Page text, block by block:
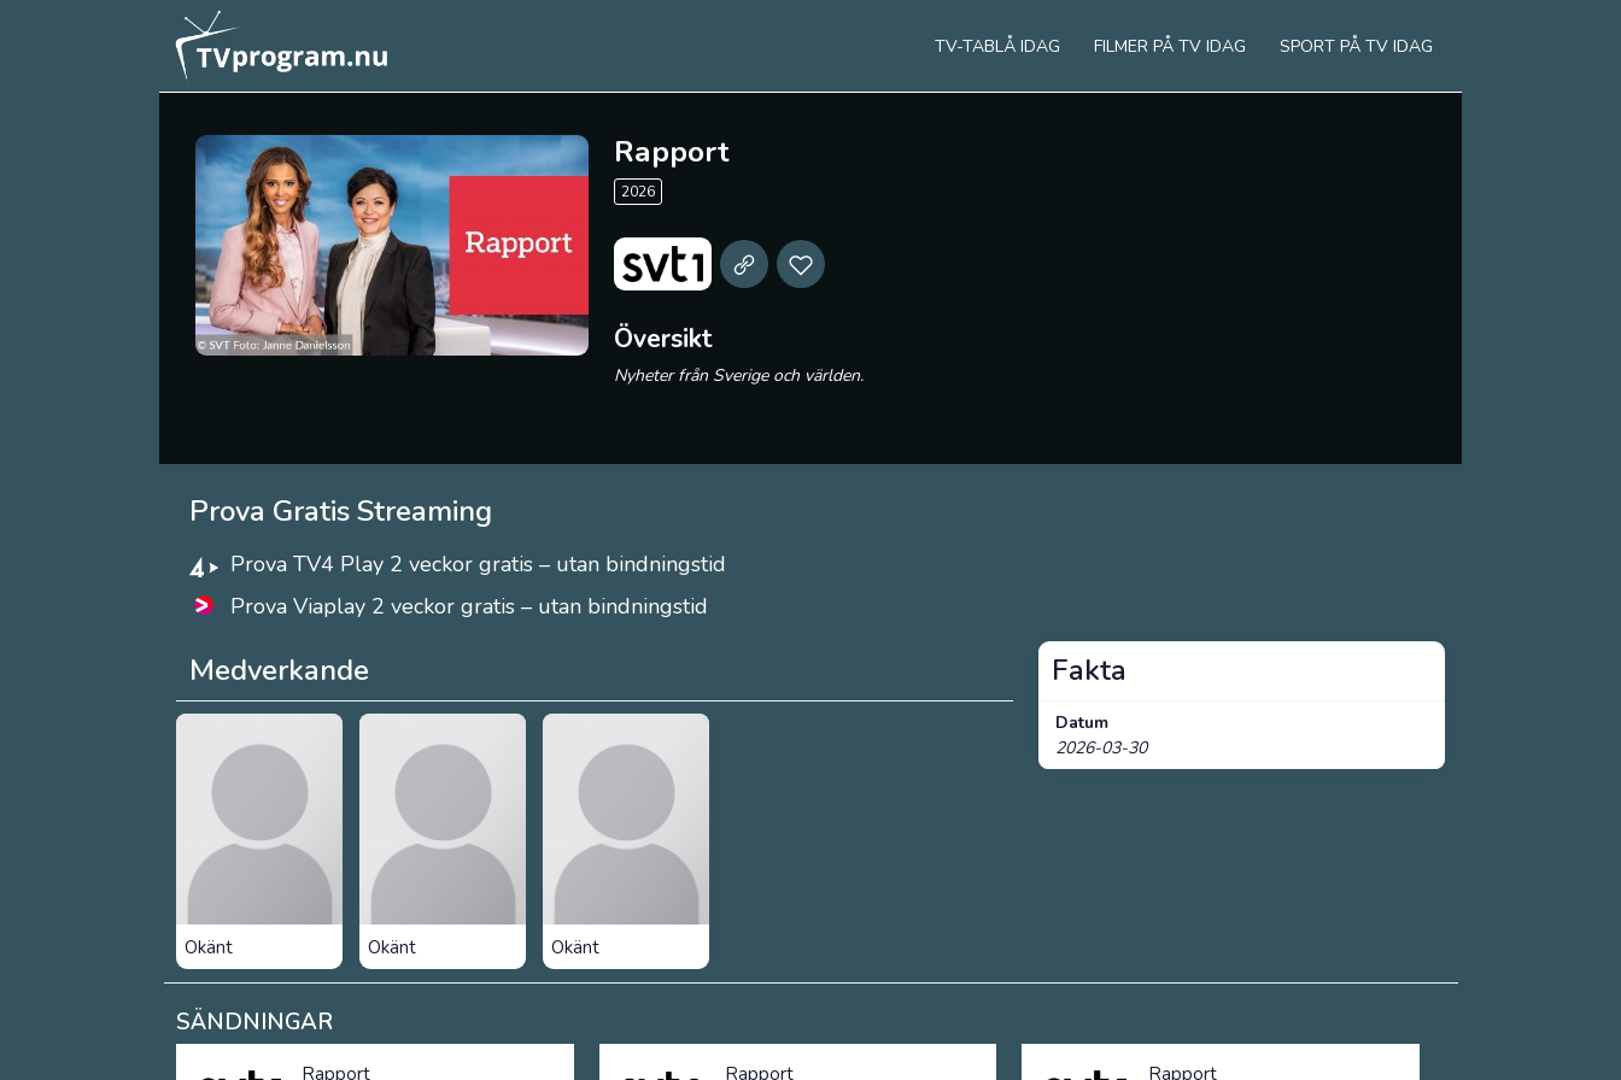
TV-TABLÅ IDAG FILMER PÅ TV IDAG SPORT PÅ TV IDAG
Rapport
2026
Översikt
Nyheter från Sverige och världen.
Prova Gratis Streaming
Prova TV4 Play 2 veckor gratis – utan bindningstid
Prova Viaplay 2 veckor gratis – utan bindningstid
Medverkande
Okänt Okänt Okänt
Fakta
Datum
2026-03-30
SÄNDNINGAR
Rapport Rapport Rapport